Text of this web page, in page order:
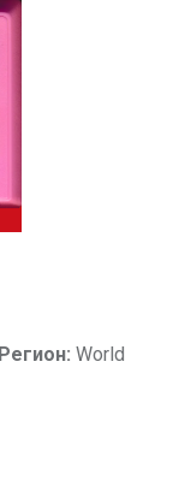
Регион: World